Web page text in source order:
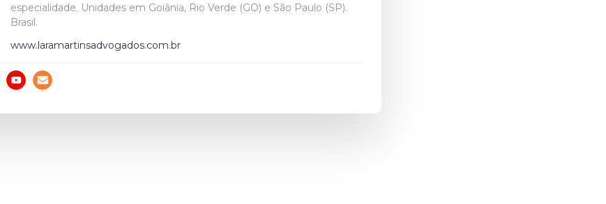
especialidade. Unidades em Goiânia, Rio Verde (GO) e São Paulo (SP).
Brasil.
www.laramartinsadvogados.com.br